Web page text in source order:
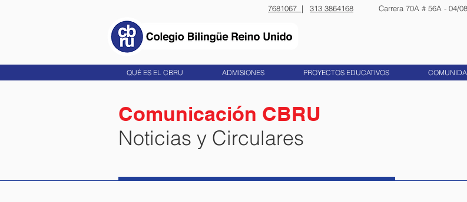
7681067 | ​​Carrera 70A # 56A - 04/
313 3864168
QUÉ ES EL CBRU ADMISIONES PROYECTOS EDUCATIVOS
Comunicación CBRU
Noticias y Circulares